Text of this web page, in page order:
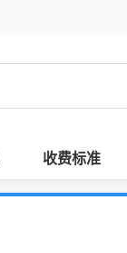
收费标准